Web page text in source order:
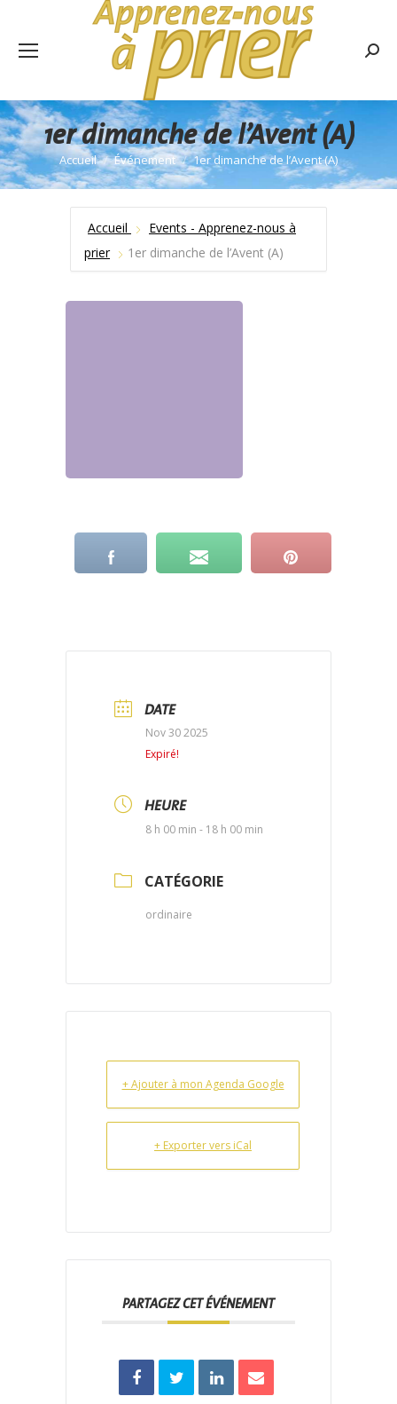
1er dimanche de l’Avent (A)
Vous êtes ici :
Accueil Événement 1er dimanche de l’Avent (A)
Accueil
Events - Apprenez-nous à
prier
1er dimanche de l’Avent (A)
DATE
Nov 30 2025
Expiré!
HEURE
8 h 00 min - 18 h 00 min
CATÉGORIE
ordinaire
+ Ajouter à mon Agenda Google
+ Exporter vers iCal
PARTAGEZ CET ÉVÉNEMENT